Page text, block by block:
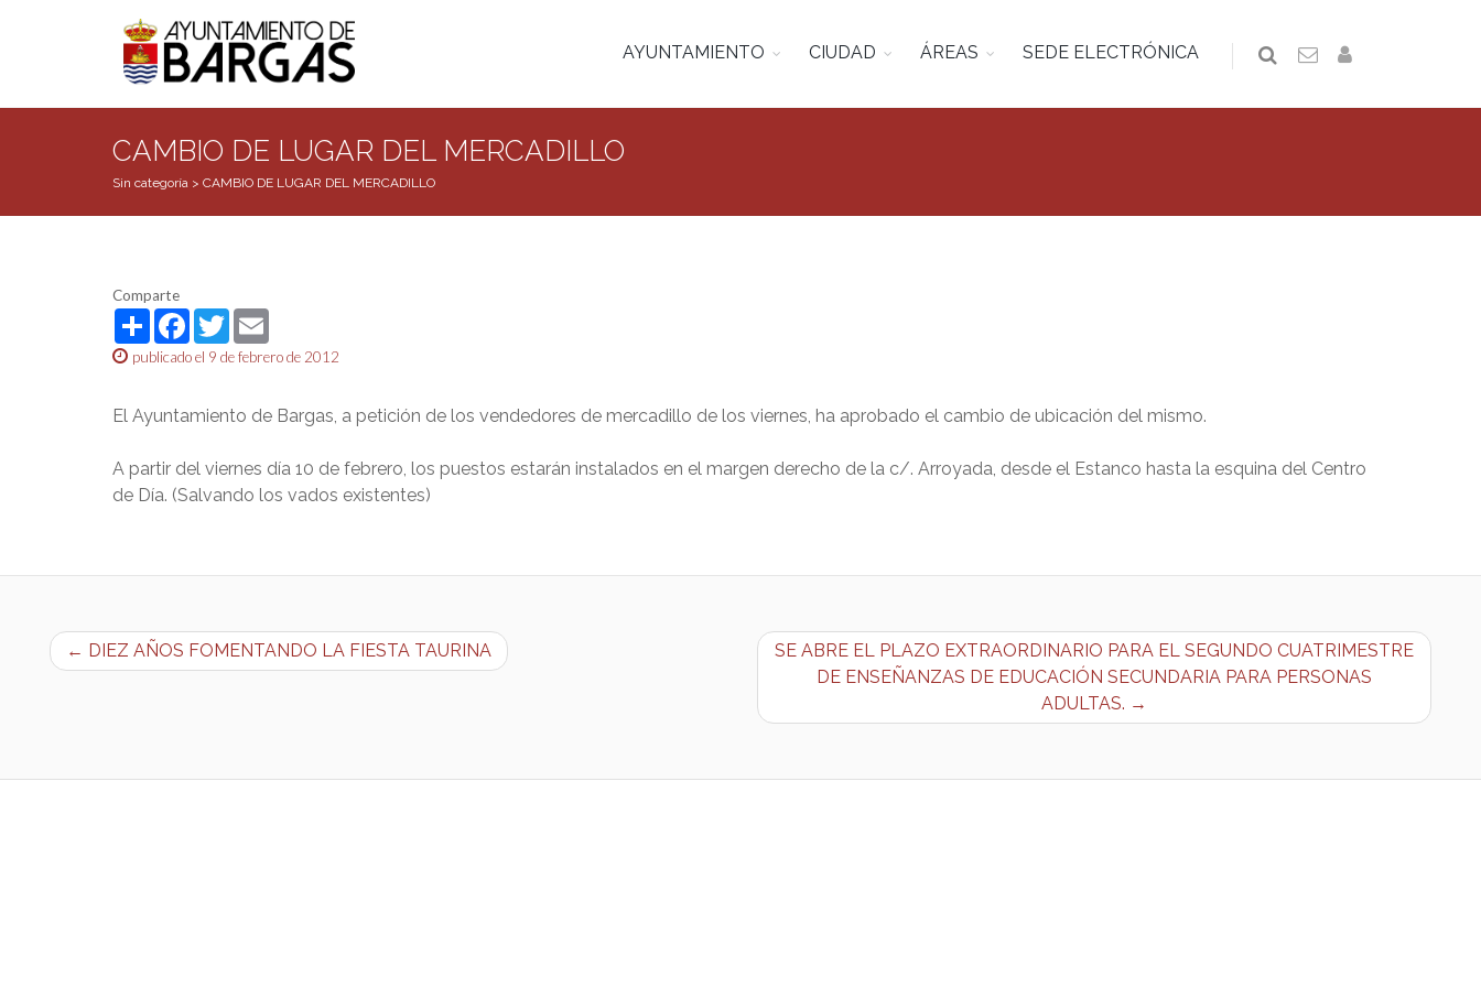
AYUNTAMIENTO CIUDAD ÁREAS SEDE ELECTRÓNICA
CAMBIO DE LUGAR DEL MERCADILLO
Sin categoría > CAMBIO DE LUGAR DEL MERCADILLO
Comparte
ShareFacebook
Twitter
publicado el 9 de febrero de 2012
El Ayuntamiento de Bargas, a petición de los vendedores de mercadillo de los viernes, ha aprobado el cambio de ubicación del mismo.
A partir del viernes día 10 de febrero, los puestos estarán instalados en el margen derecho de la c/. Arroyada, desde el Estanco hasta la esquina del Centro
de Día. (Salvando los vados existentes)
← DIEZ AÑOS FOMENTANDO LA FIESTA TAURINA
SE ABRE EL PLAZO EXTRAORDINARIO PARA EL SEGUNDO CUATRIMESTRE
DE ENSEÑANZAS DE EDUCACIÓN SECUNDARIA PARA PERSONAS
ADULTAS. →